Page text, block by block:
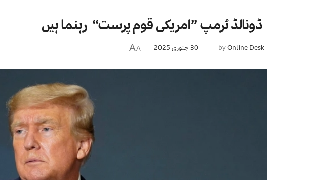
ڈونالڈ ٹرمپ ’’امریکی قوم پرست‘‘ رہنما ہیں
byOnline Desk 30 جنوری 2025 A
A